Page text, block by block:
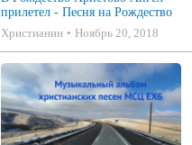
прилетел - Песня на Рождество
Христианин
Ноябрь 20, 2018